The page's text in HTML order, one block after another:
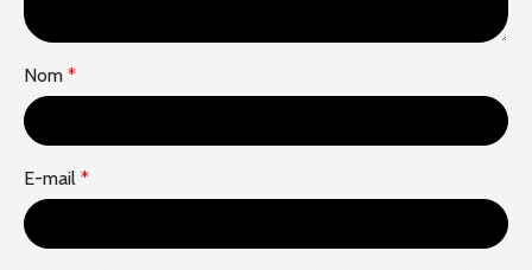
Nom *
E-mail *